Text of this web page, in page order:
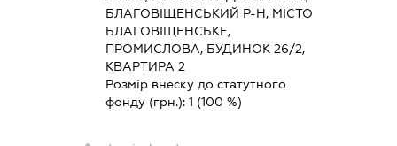
БЛАГОВІЩЕНСЬКИЙ Р-Н, МІСТО
БЛАГОВІЩЕНСЬКЕ,
ПРОМИСЛОВА, БУДИНОК 26/2,
КВАРТИРА 2
Розмір внеску до статутного
фонду (грн.):1 (100 %)